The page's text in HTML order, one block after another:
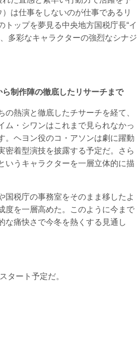
は仕事をしないのが仕事であるリ
ップを夢見る中央地方国税庁長“イ
多彩なキャラクターの強烈なシナジ
制作陣の徹底したリサーチまで
熱演と徹底したチサーチを経て、
ム・シワンはこれまで見られなかっ
。ヘヨン役のコ・アソンは劇に躍動
密着型演技を披露する予定だ。さら
いうキャラクターを一層立体的に描
国税庁の事務室をそのまま移したよ
度を一層高めた。このように今まで
な痛快さで今冬を熱くする見通し
タート予定だ。